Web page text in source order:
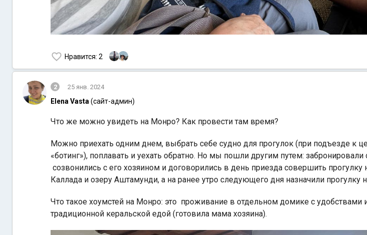
Нравится: 2
2 25 янв. 2024
Elena Vasta(сайт-админ)
Что же можно увидеть на Монро? Как провести там время?
Можно приехать одним днем, выбрать себе судно для прогулок (при подъезде к
«ботинг»), поплавать и уехать обратно. Но мы пошли другим путем: забронировали
созвонились с его хозяином и договорились в день приезда совершить
Каллада и озеру Аштамунди, а на ранее утро следующего дня назначили прогулку
Что такое хоумстей на Монро: это проживание в отдельном домике с удобствами
традиционной керальской едой (готовила мама хозяина).